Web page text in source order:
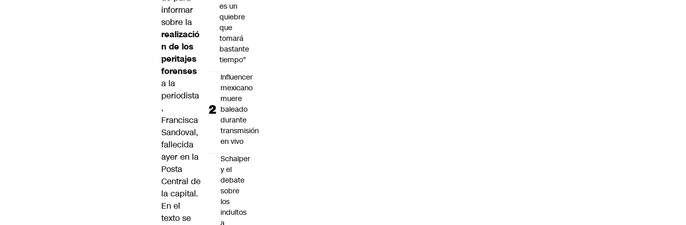
informar
sobre la
realizació
n de los
peritajes
forenses
a la
periodista
,
Francisca
Sandoval,
fallecida
ayer en la
Posta
Central de
la capital.
En el
texto se
es un
quiebre
que
tomará
bastante
tiempo"
Influencer
mexicano
muere
baleado
durante
transmisión
en vivo
Schalper
y el
debate
sobre
los
indultos